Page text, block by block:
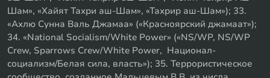
Шам», «Хайят Тахри аш-Шам», «Тахрир аш-Шам»); 33.
«Ахлю Сунна Валь Джамаа» («Красноярский джамаат»);
34. «National Socialism/White Power» («NS/WP, NS/WP
Crew, Sparrows Crew/White Power, Национал-
социализм/Белая сила, власть»); 35. Террористическое